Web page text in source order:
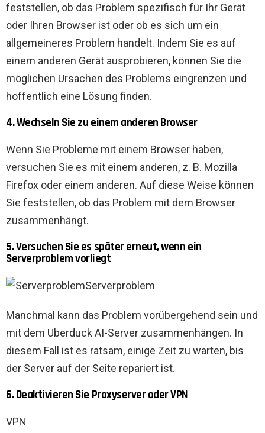
feststellen, ob das Problem spezifisch für Ihr Gerät
oder Ihren Browser ist oder ob es sich um ein
allgemeineres Problem handelt. Indem Sie es auf
einem anderen Gerät ausprobieren, können Sie die
möglichen Ursachen des Problems eingrenzen und
hoffentlich eine Lösung finden.
4. Wechseln Sie zu einem anderen Browser
Wenn Sie Probleme mit einem Browser haben,
versuchen Sie es mit einem anderen, z. B. Mozilla
Firefox oder einem anderen. Auf diese Weise können
Sie feststellen, ob das Problem mit dem Browser
zusammenhängt.
5. Versuchen Sie es später erneut, wenn ein
Serverproblem vorliegt
Serverproblem
Manchmal kann das Problem vorübergehend sein und
mit dem Uberduck AI-Server zusammenhängen. In
diesem Fall ist es ratsam, einige Zeit zu warten, bis
der Server auf der Seite repariert ist.
6. Deaktivieren Sie Proxyserver oder VPN
VPN